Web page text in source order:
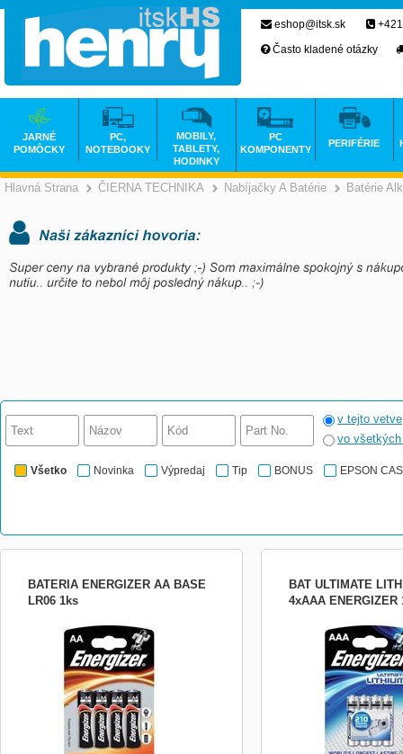
Hlavná Strana >
ČIERNA TECHNIKA >
Nabíjačky A Batérie Batérie
v tejto vetve
vo
Všetko Novinka Výpredaj Tip BONUS EPSON
BATERIA ENERGIZER AA BASE
LR06 1ks
Alkalické batérie, AA (LR6), balenie 4 ks
BAT ULTIMATE
4xAAA ENERGIZER
Lítiové batérie Ultimate,
balenie 4 ks
eshop@itsk.sk
Často kladené otázky
JARNÉ
POMÔCKY
PC,
NOTEBOOKY
MOBILY,
TABLETY,
HODINKY
PC
KOMPONENTY
PERIFÉRIE